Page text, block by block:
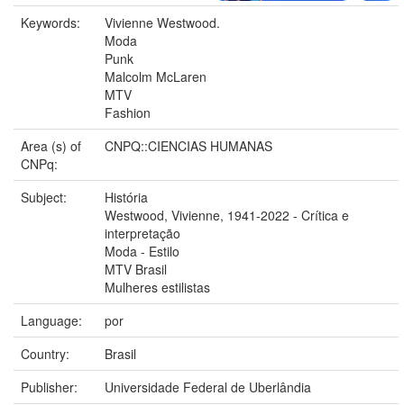
Keywords:
Vivienne Westwood.
Moda
Punk
Malcolm McLaren
MTV
Fashion
Area (s) of
CNPq:
CNPQ::CIENCIAS HUMANAS
Subject:
História
Westwood, Vivienne, 1941-2022 - Crítica e
interpretação
Moda - Estilo
MTV Brasil
Mulheres estilistas
Language:
por
Country:
Brasil
Publisher:
Universidade Federal de Uberlândia